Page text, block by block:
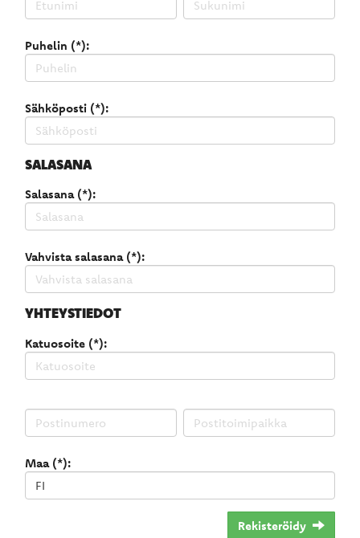
Puhelin (*):
Sähköposti (*):
SALASANA
Salasana (*):
Vahvista salasana (*):
YHTEYSTIEDOT
Katuosoite (*):
Maa (*):
Rekisteröidy